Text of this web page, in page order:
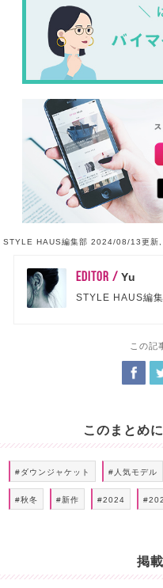
STYLE HAUS編集部 2024/08/13更
EDITOR /Yu
STYLE HAUS編
この記
このまとめ
#ダウンジャケット #人気モデル
#秋冬 #新作 #2024
掲